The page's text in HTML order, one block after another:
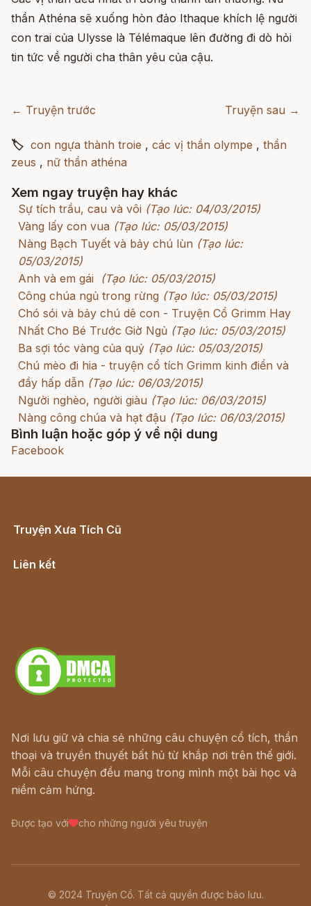
thần Athéna sẽ xuống hòn đảo Ithaque khích lệ người
con trai của Ulysse là Télémaque lên đường đi dò hỏi
tin tức về người cha thân yêu của cậu.
← Truyện trước Truyện sau →
🏷 con ngựa thành troie , các vị thần olympe , thần
zeus , nữ thần athéna
Xem ngay truyện hay khác
Sự tích trầu, cau và vôi (Tạo lúc: 04/03/2015)
Vàng lấy con vua (Tạo lúc: 05/03/2015)
Nàng Bạch Tuyết và bảy chú lùn (Tạo lúc:
05/03/2015)
Anh và em gái
(Tạo lúc: 05/03/2015)
Công chúa ngủ trong rừng (Tạo lúc: 05/03/2015)
Chó sói và bảy chú dê con - Truyện Cổ Grimm Hay
Nhất Cho Bé Trước Giờ Ngủ (Tạo lúc: 05/03/2015)
Ba sợi tóc vàng của quỷ (Tạo lúc: 05/03/2015)
Chú mèo đi hia - truyện cổ tích Grimm kinh điển và
đầy hấp dẫn (Tạo lúc: 06/03/2015)
Người nghèo, người giàu (Tạo lúc: 06/03/2015)
Nàng công chúa và hạt đậu (Tạo lúc: 06/03/2015)
Bình luận hoặc góp ý về nội dung
Facebook
Truyện Xưa Tích Cũ
Liên kết
Nơi lưu giữ và chia sẻ những câu chuyện cổ tích, thần
thoại và truyền thuyết bất hủ từ khắp nơi trên thế giới.
Mỗi câu chuyện đều mang trong mình một bài học và
niềm cảm hứng.
Được tạo với cho những người yêu truyện
© 2024 Truyện Cổ. Tất cả quyền được bảo lưu.